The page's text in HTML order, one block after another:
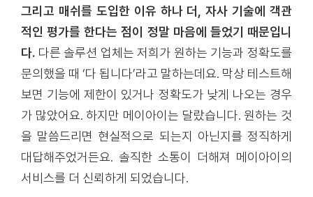
그리고 매쉬를 도입한 이유 하나 더, 자사 기술에 객관
적인 평가를 한다는 점이 정말 마음에 들었기 때문입니
다. 다른 솔루션 업체는 저희가 원하는 기능과 정확도를
문의했을 때 ‘다 됩니다’라고 말하는데요. 막상 테스트해
보면 기능에 제한이 있거나 정확도가 낮게 나오는 경우
가 많았어요. 하지만 메이아이는 달랐습니다. 원하는 것
을 말씀드리면 현실적으로 되는지 아닌지를 정직하게
대답해주었거든요. 솔직한 소통이 더해져 메이아이의
서비스를 더 신뢰하게 되었습니다.